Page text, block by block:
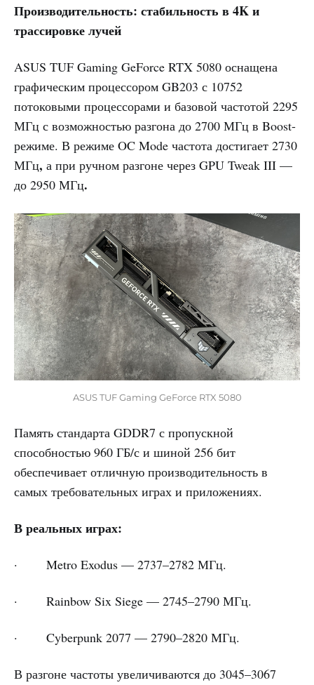
Производительность: стабильность в 4K и
трассировке лучей
ASUS TUF Gaming GeForce RTX 5080 оснащена
графическим процессором GB203 с 10752
потоковыми процессорами и базовой частотой 2295
МГц с возможностью разгона до 2700 МГц в Boost-
режиме. В режиме OC Mode частота достигает 2730
МГц, а при ручном разгоне через GPU Tweak III —
до 2950 МГц.
ASUS TUF Gaming GeForce RTX 5080
Память стандарта GDDR7 с пропускной
способностью 960 ГБ/с и шиной 256 бит
обеспечивает отличную производительность в
самых требовательных играх и приложениях.
В реальных играх:
· Metro Exodus — 2737–2782 МГц.
· Rainbow Six Siege — 2745–2790 МГц.
· Cyberpunk 2077 — 2790–2820 МГц.
В разгоне частоты увеличиваются до 3045–3067